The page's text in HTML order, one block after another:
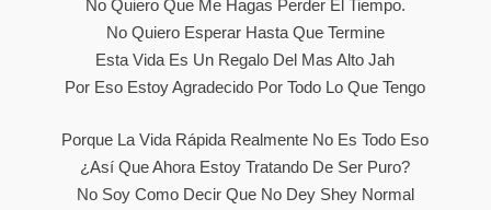
No Quiero Que Me Hagas Perder El Tiempo.
No Quiero Esperar Hasta Que Termine
Esta Vida Es Un Regalo Del Mas Alto Jah
Por Eso Estoy Agradecido Por Todo Lo Que Tengo
Porque La Vida Rápida Realmente No Es Todo Eso
¿Así Que Ahora Estoy Tratando De Ser Puro?
No Soy Como Decir Que No Dey Shey Normal